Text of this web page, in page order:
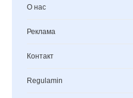
О нас
Реклама
Контакт
Regulamin